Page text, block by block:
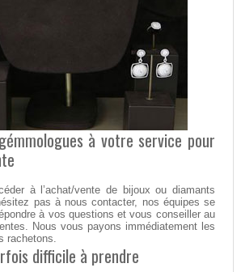
à votre service pour
à l’achat/vente de bijoux ou diamants
pas à nous contacter, nos équipes se
à vos questions et vous conseiller au
Nous vous payons immédiatement les
rachetons.
difficile à prendre